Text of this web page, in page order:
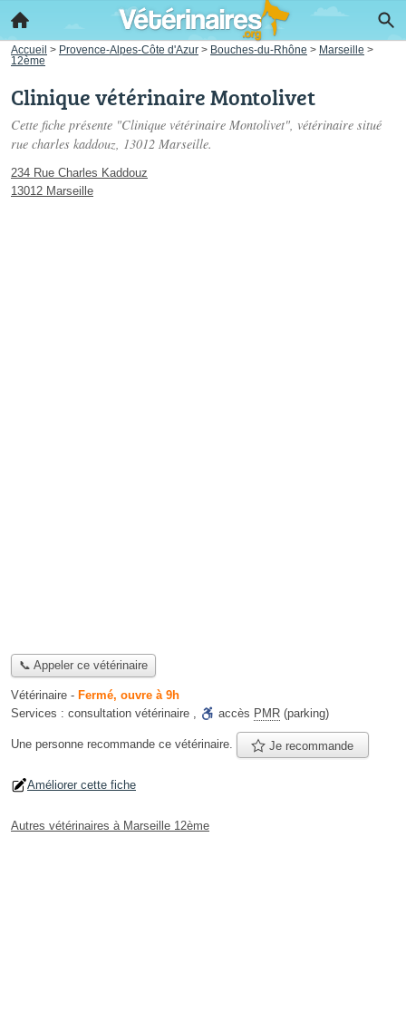
Accueil > Provence-Alpes-Côte d'Azur > Bouches-du-Rhône > Marseille >
12ème
Clinique vétérinaire Montolivet
Cette fiche présente "Clinique vétérinaire Montolivet", vétérinaire situé
rue charles kaddouz, 13012 Marseille.
234 Rue Charles Kaddouz
13012 Marseille
📞 Appeler ce vétérinaire
Vétérinaire - Fermé, ouvre à 9h
Services : consultation vétérinaire , accès PMR (parking)
Une personne recommande ce vétérinaire. Je recommande
Améliorer cette fiche
Autres vétérinaires à Marseille 12ème